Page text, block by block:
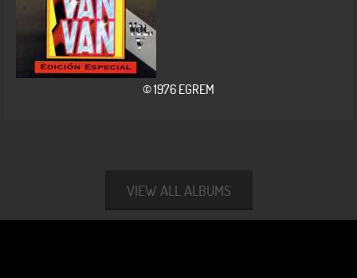
© 1976 EGREM
VIEW ALL ALBUMS